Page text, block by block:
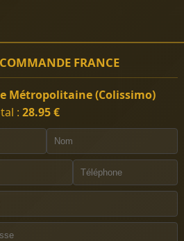
FRANCE
Métropolitaine (Colissimo)
: 28.95 €